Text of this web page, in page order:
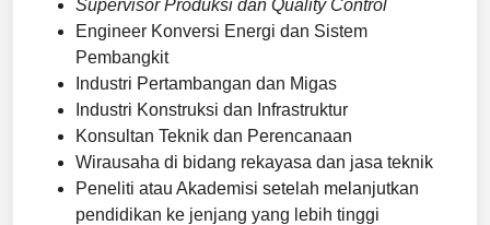
Supervisor Produksi dan Quality Control
Engineer Konversi Energi dan Sistem
Pembangkit
Industri Pertambangan dan Migas
Industri Konstruksi dan Infrastruktur
Konsultan Teknik dan Perencanaan
Wirausaha di bidang rekayasa dan jasa teknik
Peneliti atau Akademisi setelah melanjutkan
pendidikan ke jenjang yang lebih tinggi